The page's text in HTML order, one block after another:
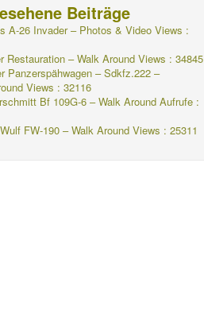
Beiträge
A-26 Invader – Photos & Video Views :
Restauration – Walk Around Views : 34845
Panzerspähwagen – Sdkfz.222 –
Views : 32116
Bf 109G-6 – Walk Around Aufrufe :
FW-190 – Walk Around Views : 25311